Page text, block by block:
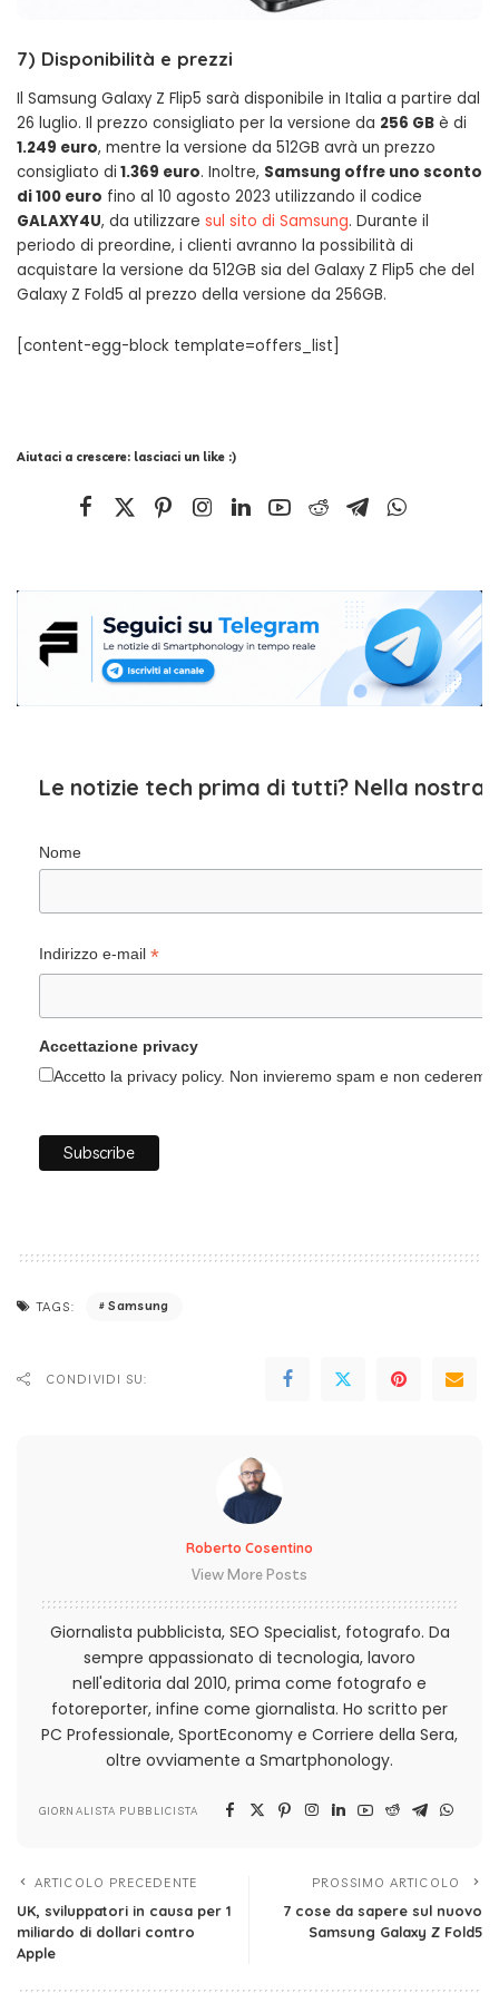
7) Disponibilità e prezzi
Il Samsung Galaxy Z Flip5 sarà disponibile in Italia a partire dal
26 luglio. Il prezzo consigliato per la versione da 256 GB è di
1.249 euro, mentre la versione da 512GB avrà un prezzo
consigliato di 1.369 euro. Inoltre, Samsung offre uno sconto
di 100 euro fino al 10 agosto 2023 utilizzando il codice
GALAXY4U, da utilizzare sul sito di Samsung. Durante il
periodo di preordine, i clienti avranno la possibilità di
acquistare la versione da 512GB sia del Galaxy Z Flip5 che del
Galaxy Z Fold5 al prezzo della versione da 256GB.
[content-egg-block template=offers_list]
Aiutaci a crescere: lasciaci un like :)
Le notizie tech prima di tutti? Nella nostra
Nome
Indirizzo e-mail *
Accettazione privacy
Accetto la privacy policy. Non invieremo spam e non
TAGS: Samsung
CONDIVIDI SU:
Roberto Cosentino
View More Posts
Giornalista pubblicista, SEO Specialist, fotografo. Da
sempre appassionato di tecnologia, lavoro
nell'editoria dal 2010, prima come fotografo e
fotoreporter, infine come giornalista. Ho scritto per
PC Professionale, SportEconomy e Corriere della Sera,
oltre ovviamente a Smartphonology.
GIORNALISTA PUBBLICISTA
ARTICOLO PRECEDENTE
UK, sviluppatori in causa per 1
miliardo di dollari contro
Apple
PROSSIMO ARTICOLO
7 cose da sapere sul nuovo
Samsung Galaxy Z Fold5